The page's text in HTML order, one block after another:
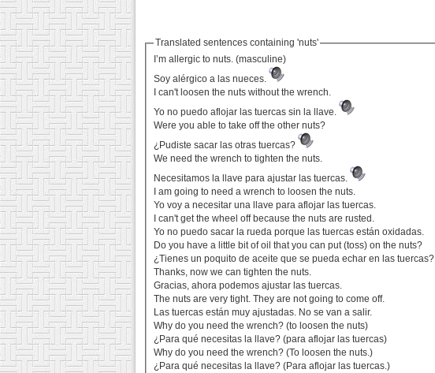
Translated sentences containing 'nuts'
I’m allergic to nuts. (masculine)
Soy alérgico a las nueces.
I can't loosen the nuts without the wrench.
Yo no puedo aflojar las tuercas sin la llave.
Were you able to take off the other nuts?
¿Pudiste sacar las otras tuercas?
We need the wrench to tighten the nuts.
Necesitamos la llave para ajustar las tuercas.
I am going to need a wrench to loosen the nuts.
Yo voy a necesitar una llave para aflojar las tuercas.
I can't get the wheel off because the nuts are rusted.
Yo no puedo sacar la rueda porque las tuercas están oxidadas.
Do you have a little bit of oil that you can put (toss) on the nuts?
¿Tienes un poquito de aceite que se pueda echar en las tuercas?
Thanks, now we can tighten the nuts.
Gracias, ahora podemos ajustar las tuercas.
The nuts are very tight. They are not going to come off.
Las tuercas están muy ajustadas. No se van a salir.
Why do you need the wrench? (to loosen the nuts)
¿Para qué necesitas la llave? (para aflojar las tuercas)
Why do you need the wrench? (To loosen the nuts.)
¿Para qué necesitas la llave? (Para aflojar las tuercas.)